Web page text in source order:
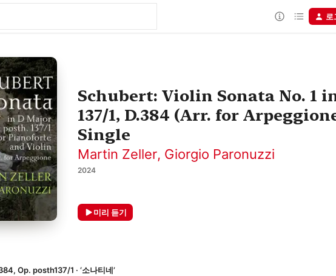
로
Schubert: Violin Sonata No. 1
137/1, D.384 (Arr. for
Single
Martin Zeller, Giorgio Paronuzzi
2024
미리 듣기
Op. posth137/1 · ‘소나티네’